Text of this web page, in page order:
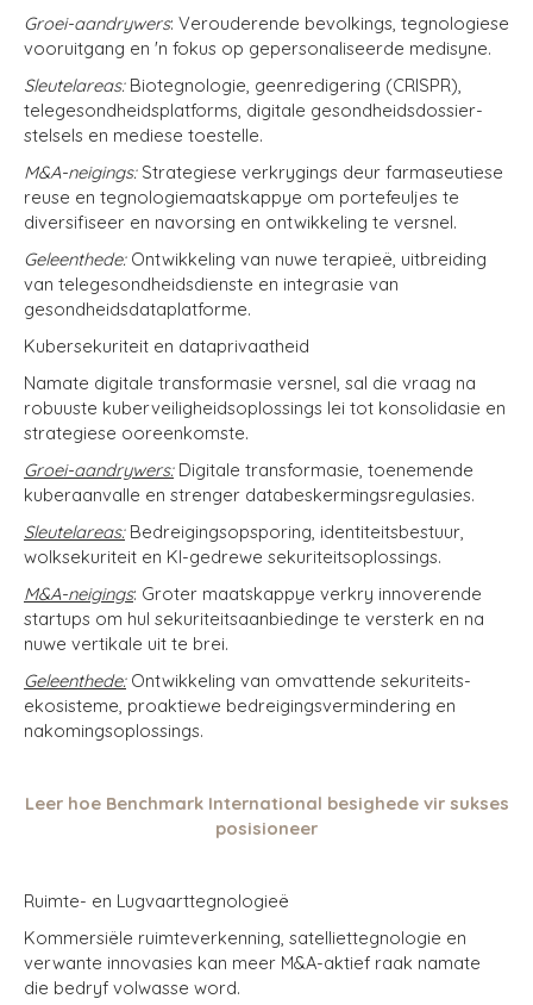
Groei-aandrywers: Verouderende bevolkings, tegnologiese
vooruitgang en 'n fokus op gepersonaliseerde medisyne.
Sleutelareas:Biotegnologie, geenredigering (CRISPR),
telegesondheidsplatforms, digitale gesondheidsdossier-
stelsels en mediese toestelle.
M&A-neigings:Strategiese verkrygings deur farmaseutiese
reuse en tegnologiemaatskappye om portefeuljes te
diversifiseer en navorsing en ontwikkeling te versnel.
Geleenthede:Ontwikkeling van nuwe terapieë, uitbreiding
van telegesondheidsdienste en integrasie van
gesondheidsdataplatforme.
Kubersekuriteit en dataprivaatheid
Namate digitale transformasie versnel, sal die vraag na
robuuste kuberveiligheidsoplossings lei tot konsolidasie en
strategiese ooreenkomste.
Groei-aandrywers:Digitale transformasie, toenemende
kuberaanvalle en strenger databeskermingsregulasies.
Sleutelareas:Bedreigingsopsporing, identiteitsbestuur,
wolksekuriteit en KI-gedrewe sekuriteitsoplossings.
M&A-neigings: Groter maatskappye verkry innoverende
startups om hul sekuriteitsaanbiedinge te versterk en na
nuwe vertikale uit te brei.
Geleenthede:Ontwikkeling van omvattende sekuriteits-
ekosisteme, proaktiewe bedreigingsvermindering en
nakomingsoplossings.
Leer hoe Benchmark International besighede vir sukses
posisioneer
Ruimte- en Lugvaarttegnologieë
Kommersiële ruimteverkenning, satelliettegnologie en
verwante innovasies kan meer M&A-aktief raak namate
die bedryf volwasse word.